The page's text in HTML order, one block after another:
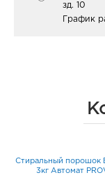
зд. 10
График
Стиральный порошок
3кг Автомат